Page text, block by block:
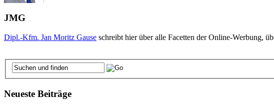
JMG
Dipl.-Kfm. Jan Moritz Gause schreibt hier über alle Facetten der Online-Werbung,
Neueste Beiträge